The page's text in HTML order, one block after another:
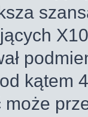
kątem
może